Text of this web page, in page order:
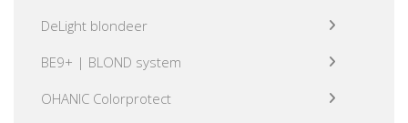
DeLight blondeer
BE9+ | BLOND system
OHANIC Colorprotect